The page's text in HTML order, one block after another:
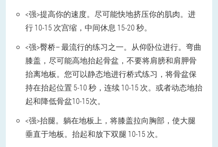
<强>提高你的速度。尽可能快地挤压你的肌肉。进
行 10-15 次宫缩，中间休息 15-20 秒。
<强>臀桥– 最流行的练习之一。从仰卧位进行。弯曲
膝盖，尽可能高地抬起骨盆，不要将肩膀和肩胛骨
抬离地板。您可以静态地进行桥式练习，将骨盆保
持在抬起位置 5-10 秒，连续 10-15 次。或者动态地抬
起和降低骨盆10-15次。
<强>抬腿。躺在地板上，将膝盖拉向胸部，使大腿
垂直于地板。抬起和放下双腿 10-15 次。